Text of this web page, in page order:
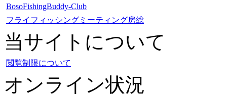
BosoFishingBuddy-Club
フライフィッシングミーティング房総
当サイトについて
閲覧制限について
オンライン状況